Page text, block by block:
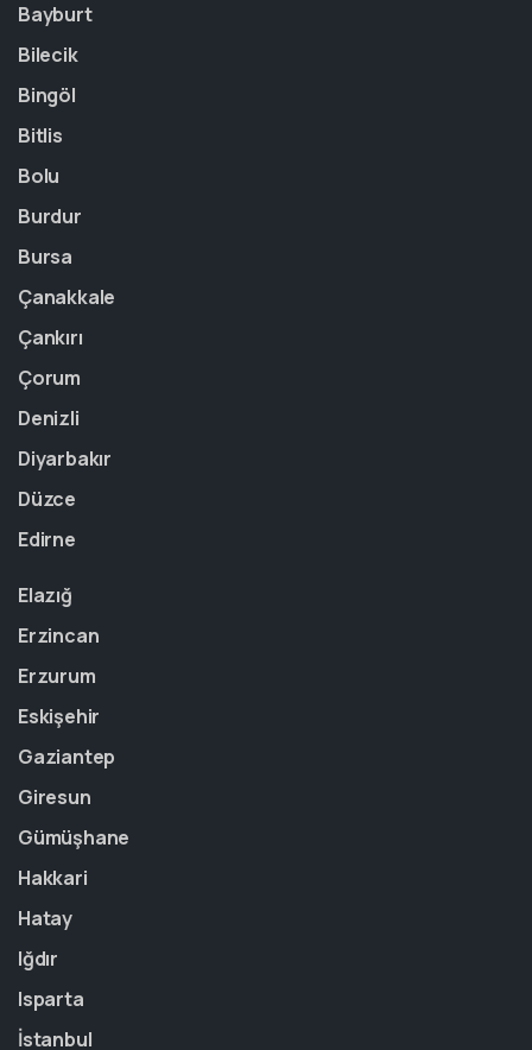
Bayburt
Bilecik
Bingöl
Bitlis
Bolu
Burdur
Bursa
Çanakkale
Çankırı
Çorum
Denizli
Diyarbakır
Düzce
Edirne
Elazığ
Erzincan
Erzurum
Eskişehir
Gaziantep
Giresun
Gümüşhane
Hakkari
Hatay
Iğdır
Isparta
İstanbul